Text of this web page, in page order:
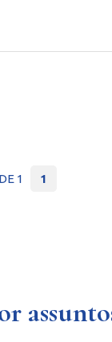
1 1